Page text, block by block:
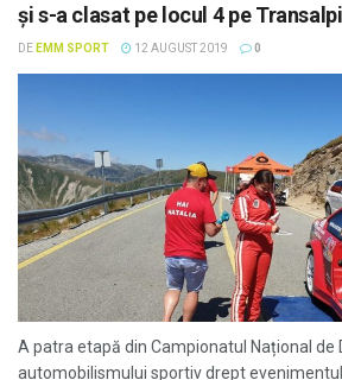
și s-a clasat pe locul 4 pe
DE EMM SPORT 12 AUGUST 2019 0
A patra etapă din Campionatul Național de
automobilismului sportiv drept